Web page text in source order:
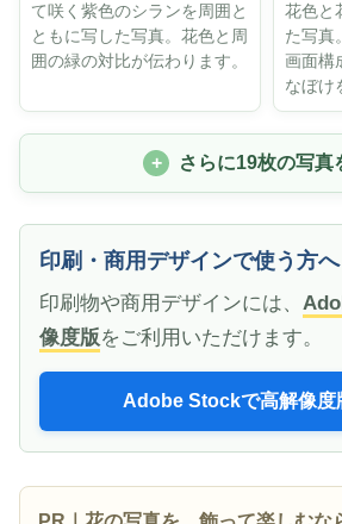
て咲く紫色のシランを周囲と
ともに写した写真。花色と周
囲の緑の対比が伝わります。
花色と
た写真
画面構
なぼけ
さらに19枚の写真
印刷・商用デザインで使う方へ
印刷物や商用デザインには、
像度版をご利用いただけます。
Adobe Stockで高解像度